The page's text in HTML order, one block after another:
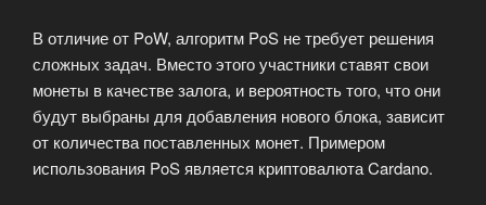
В отличие от PoW, алгоритм PoS не требует решения
сложных задач. Вместо этого участники ставят свои
монеты в качестве залога, и вероятность того, что они
будут выбраны для добавления нового блока, зависит
от количества поставленных монет. Примером
использования PoS является криптовалюта Cardano.